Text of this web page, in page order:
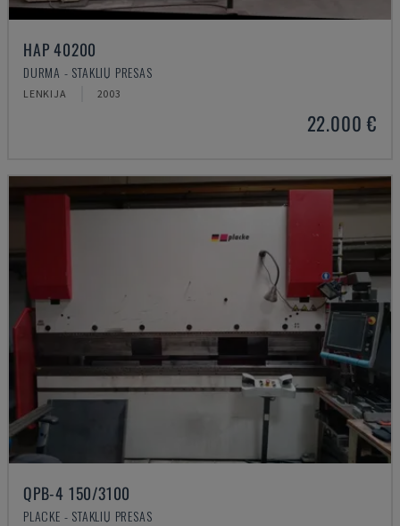
HAP 40200
DURMA - STAKLIŲ PRESAS
LENKIJA 2003
22.000 €
QPB-4 150/3100
PLACKE - STAKLIŲ PRESAS